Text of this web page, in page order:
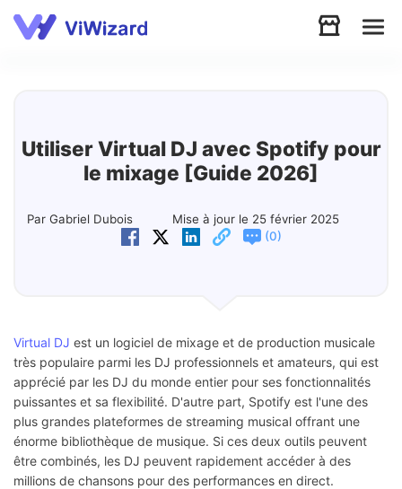
Vidéo
Utiliser Virtual DJ avec Spotify pour
le mixage [Guide 2026]
Par Gabriel Dubois
Mise à jour le 25 février 2025
(0)
Virtual DJ est un logiciel de mixage et de production musicale
très populaire parmi les DJ professionnels et amateurs, qui est
apprécié par les DJ du monde entier pour ses fonctionnalités
puissantes et sa flexibilité. D'autre part, Spotify est l'une des
plus grandes plateformes de streaming musical offrant une
énorme bibliothèque de musique. Si ces deux outils peuvent
être combinés, les DJ peuvent rapidement accéder à des
millions de chansons pour des performances en direct.